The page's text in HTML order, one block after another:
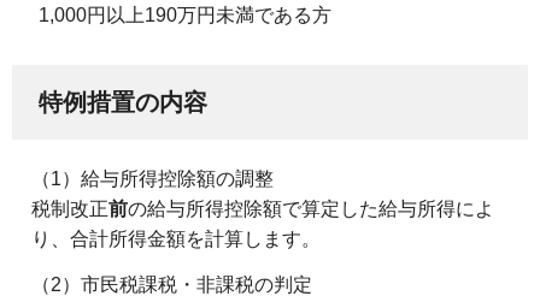
1,000円以上190万円未満である方
特例措置の内容
（1）給与所得控除額の調整
税制改正前の給与所得控除額で算定した給与所得によ
り、合計所得金額を計算します。
（2）市民税課税・非課税の判定